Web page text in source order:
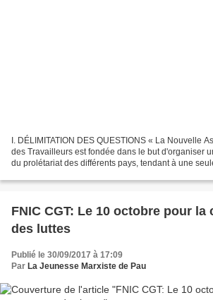
I. DÉLIMITATION DES QUESTIONS « La Nouvelle
des Travailleurs est fondée dans le but d'organiser
du prolétariat des différents pays, tendant à une
FNIC CGT: Le 10 octobre pour la
des luttes
Publié le 30/09/2017 à 17:09
Par La Jeunesse Marxiste de Pau